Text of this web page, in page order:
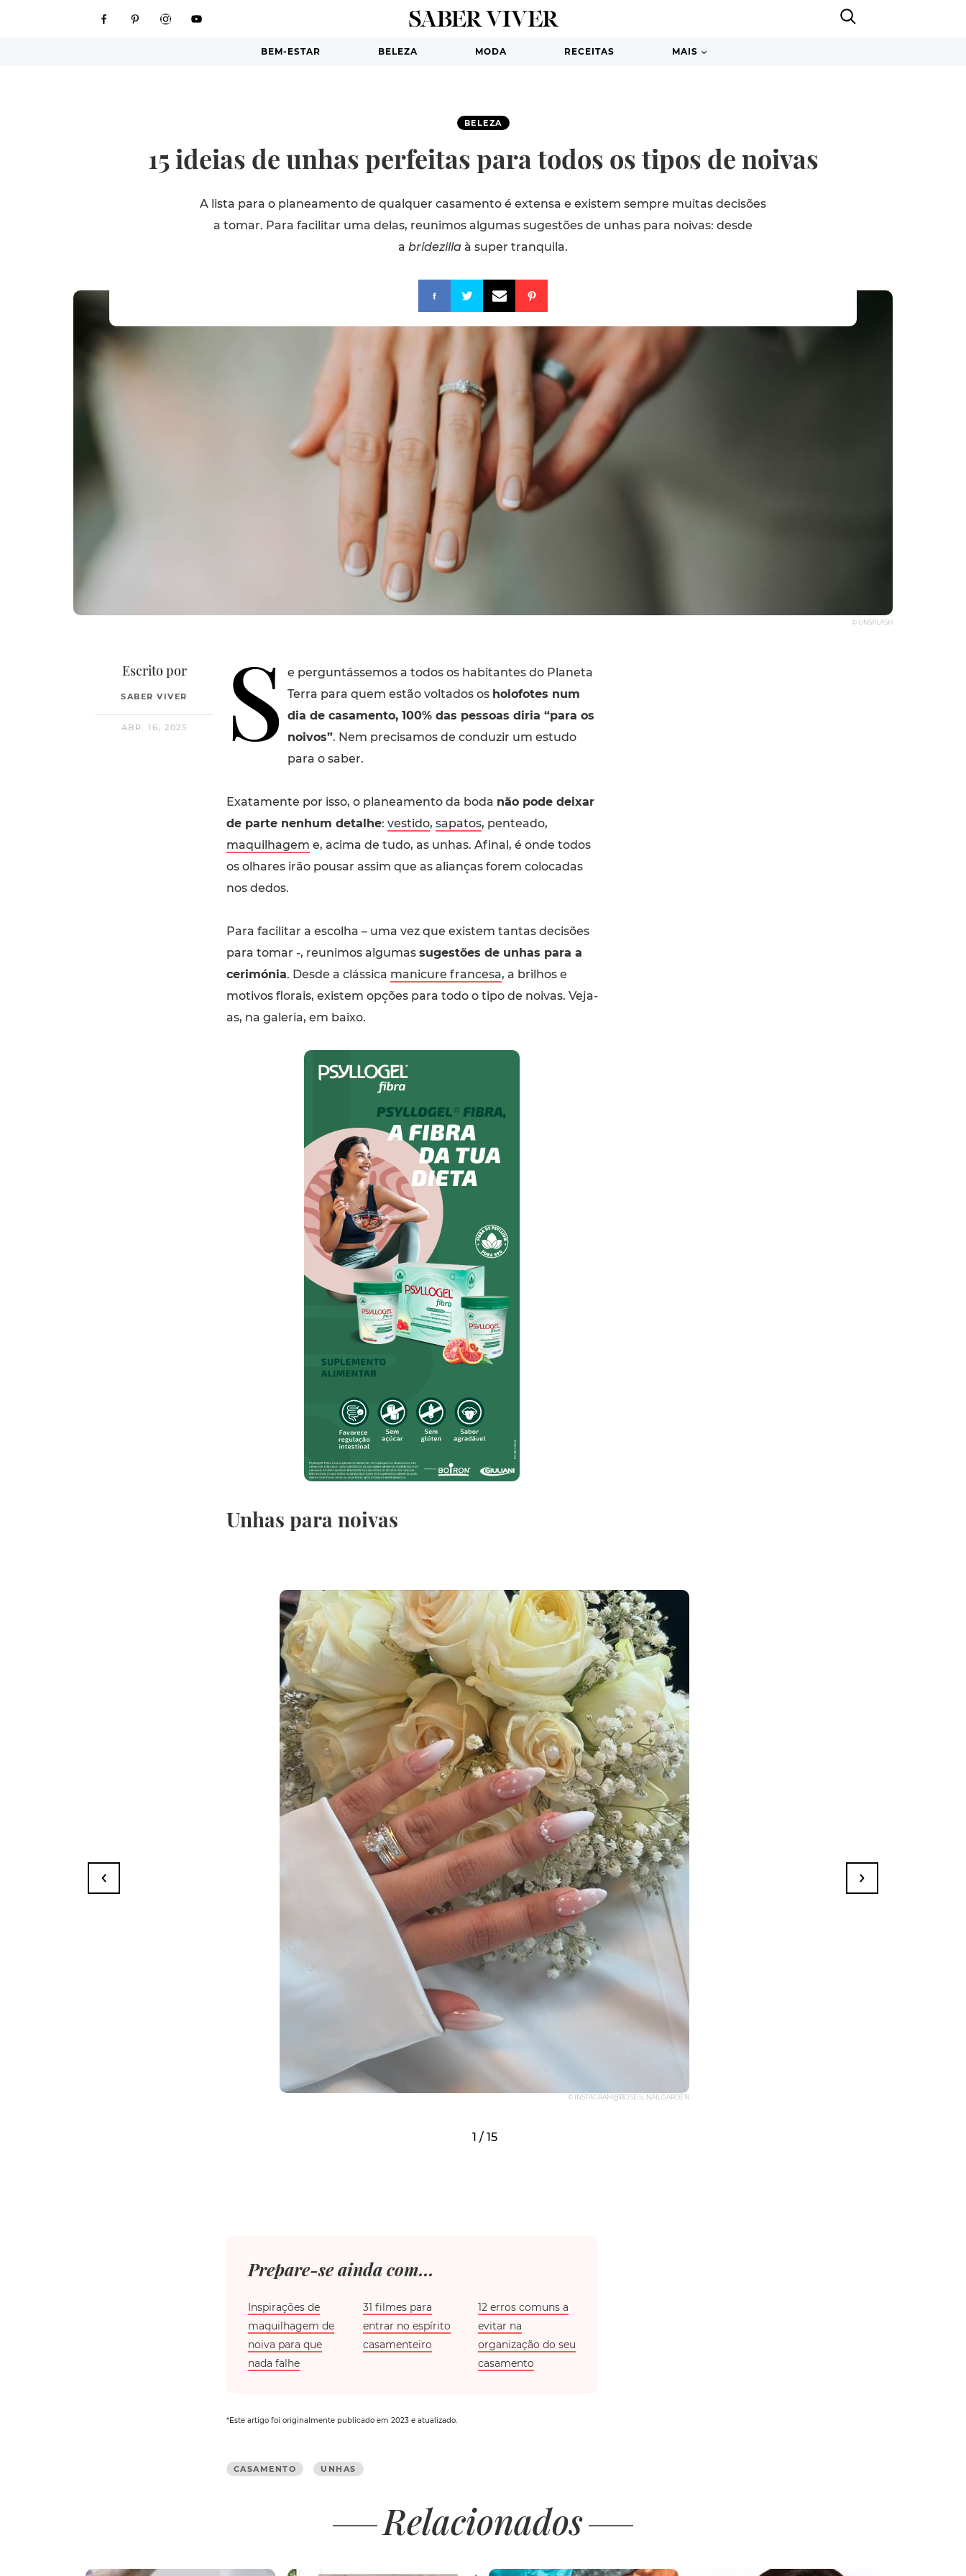
BEM-ESTAR BELEZA MODA RECEITAS MAIS
BELEZA
15 ideias de unhas perfeitas para todos os tipos de noivas
A lista para o planeamento de qualquer casamento é extensa e existem sempre muitas decisões
a tomar. Para facilitar uma delas, reunimos algumas sugestões de unhas para noivas: desde
a bridezilla à super tranquila.
© UNSPLASH
Escrito por
SABER VIVER
ABR. 16, 2025 S e perguntássemos a todos os habitantes do Planeta
Terra para quem estão voltados os holofotes num
dia de casamento, 100% das pessoas diria “para os
noivos”. Nem precisamos de conduzir um estudo
para o saber.
Exatamente por isso, o planeamento da boda não pode deixar
de parte nenhum detalhe: vestido, sapatos, penteado,
maquilhagem e, acima de tudo, as unhas. Afinal, é onde todos
os olhares irão pousar assim que as alianças forem colocadas
nos dedos.
Para facilitar a escolha – uma vez que existem tantas decisões
para tomar -, reunimos algumas sugestões de unhas para a
cerimónia. Desde a clássica manicure francesa, a brilhos e
motivos florais, existem opções para todo o tipo de noivas. Veja-
as, na galeria, em baixo.
Unhas para noivas
© INSTAGRAM@ROSE.S_NAILGARDEN
1 / 15
Prepare-se ainda com...
Inspirações de
maquilhagem de
noiva para que
nada falhe
31 filmes para
entrar no espírito
casamenteiro
12 erros comuns a
evitar na
organização do seu
casamento
*Este artigo foi originalmente publicado em 2023 e atualizado.
CASAMENTO UNHAS
Relacionados